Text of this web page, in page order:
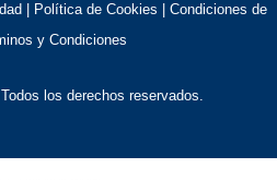
Política de Cookies
Condiciones de
y Condiciones
los derechos reservados.